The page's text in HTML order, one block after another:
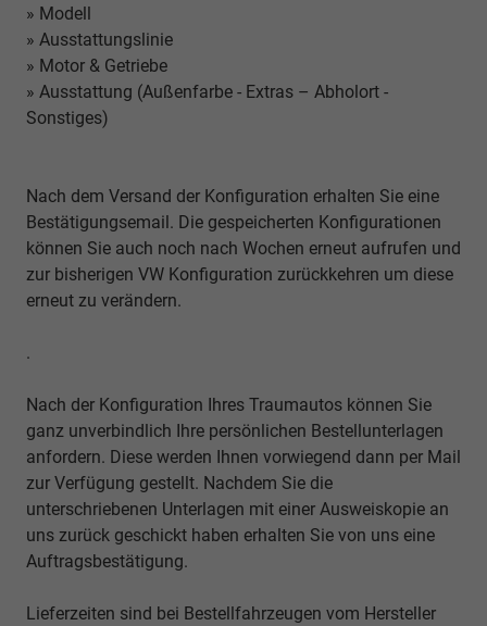
» Modell
» Ausstattungslinie
» Motor & Getriebe
» Ausstattung (Außenfarbe - Extras – Abholort -
Sonstiges)
Nach dem Versand der Konfiguration erhalten Sie eine
Bestätigungsemail. Die gespeicherten Konfigurationen
können Sie auch noch nach Wochen erneut aufrufen und
zur bisherigen VW Konfiguration zurückkehren um diese
erneut zu verändern.
.
Nach der Konfiguration Ihres Traumautos können Sie
ganz unverbindlich Ihre persönlichen Bestellunterlagen
anfordern. Diese werden Ihnen vorwiegend dann per Mail
zur Verfügung gestellt. Nachdem Sie die
unterschriebenen Unterlagen mit einer Ausweiskopie an
uns zurück geschickt haben erhalten Sie von uns eine
Auftragsbestätigung.
Lieferzeiten sind bei Bestellfahrzeugen vom Hersteller